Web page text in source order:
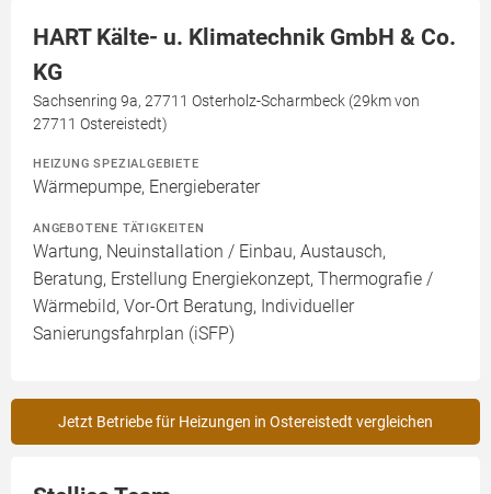
HART Kälte- u. Klimatechnik GmbH & Co.
KG
Sachsenring 9a, 27711 Osterholz-Scharmbeck (29km von
27711 Ostereistedt)
HEIZUNG SPEZIALGEBIETE
Wärmepumpe, Energieberater
ANGEBOTENE TÄTIGKEITEN
Wartung, Neuinstallation / Einbau, Austausch,
Beratung, Erstellung Energiekonzept, Thermografie /
Wärmebild, Vor-Ort Beratung, Individueller
Sanierungsfahrplan (iSFP)
Jetzt Betriebe für Heizungen in Ostereistedt vergleichen